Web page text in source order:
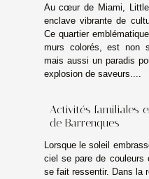
Au cœur de Miami,
enclave vibrante de
Ce quartier
murs colorés, est non
mais aussi un paradis
explosion de saveurs....
Activités familiales
de Barrenques
Lorsque le soleil
ciel se pare de couleurs
se fait ressentir. Dans la